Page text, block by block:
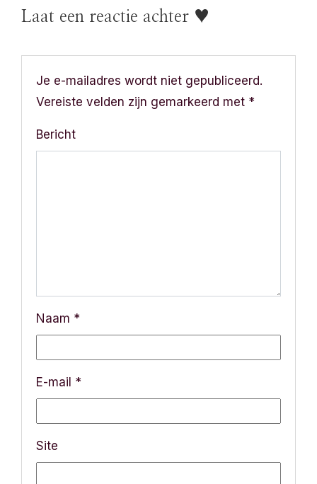
r
Laat een reactie achter ♥
Je e-mailadres wordt niet gepubliceerd.
Vereiste velden zijn gemarkeerd met *
Bericht
Naam *
E-mail *
Site